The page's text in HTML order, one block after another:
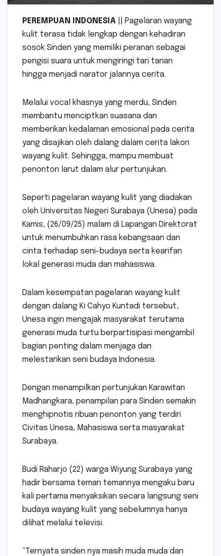
PEREMPUAN INDONESIA || Pagelaran wayang
kulit terasa tidak lengkap dengan kehadiran
sosok Sinden yang memiliki peranan sebagai
pengisi suara untuk mengiringi tari tarian
hingga menjadi narator jalannya cerita.
Melalui vocal khasnya yang merdu, Sinden
membantu menciptkan suasana dan
memberikan kedalaman emosional pada cerita
yang disajikan oleh dalang dalam cerita lakon
wayang kulit. Sehingga, mampu membuat
penonton larut dalam alur pertunjukan.
Seperti pagelaran wayang kulit yang diadakan
oleh Universitas Negeri Surabaya (Unesa) pada
Kamis, (26/09/25) malam di Lapangan Direktorat
untuk menumbuhkan rasa kebangsaan dan
cinta terhadap seni-budaya serta kearifan
lokal generasi muda dan mahasiswa.
Dalam kesempatan pagelaran wayang kulit
dengan dalang Ki Cahyo Kuntadi tersebut,
Unesa ingin mengajak masyarakat terutama
generasi muda turtu berpartisipasi mengambil
bagian penting dalam menjaga dan
melestarikan seni budaya Indonesia.
Dengan menampilkan pertunjukan Karawitan
Madhangkara, penampilan para Sinden semakin
menghipnotis ribuan penonton yang terdiri
Civitas Unesa, Mahasiswa serta masyarakat
Surabaya.
Budi Raharjo (22) warga Wiyung Surabaya yang
hadir bersama teman temannya mengaku baru
kali pertama menyaksikan secara langsung seni
budaya wayang kulit yang sebelumnya hanya
dilihat melalui televisi.
“Ternyata sinden nya masih muda muda dan